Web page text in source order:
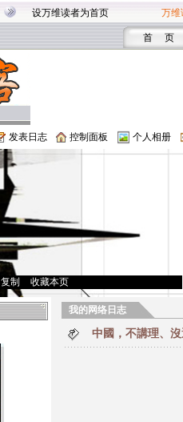
设万维读者为首页 万维
首 页
发表日志 控制面板 个人相册
复制 收藏本页
我的网络日志
中國，不講理、